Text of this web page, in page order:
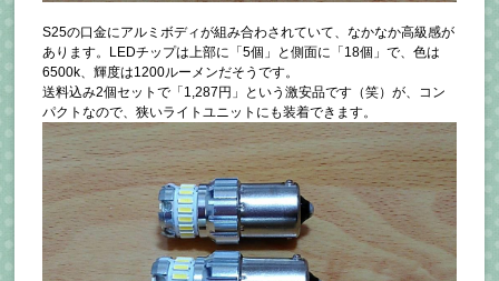
S25の口金にアルミボディが組み合わされていて、なかなか高級感が
あります。LEDチップは上部に「5個」と側面に「18個」で、色は
6500k、輝度は1200ルーメンだそうです。
送料込み2個セットで「1,287円」という激安品です（笑）が、コン
パクトなので、狭いライトユニットにも装着できます。